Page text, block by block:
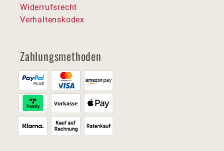
Widerrufsrecht
Verhaltenskodex
Zahlungsmethoden